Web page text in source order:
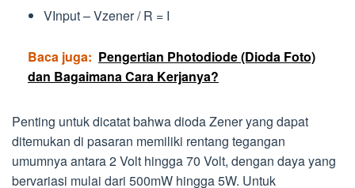
VInput – Vzener / R = I
Baca juga: Pengertian Photodiode (Dioda Foto)
dan Bagaimana Cara Kerjanya?
Penting untuk dicatat bahwa dioda Zener yang dapat
ditemukan di pasaran memiliki rentang tegangan
umumnya antara 2 Volt hingga 70 Volt, dengan daya yang
bervariasi mulai dari 500mW hingga 5W. Untuk